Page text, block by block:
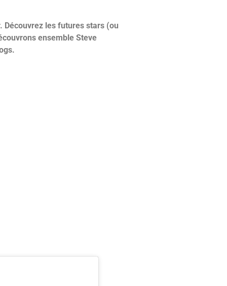
Découvrez les futures stars (ou
ensemble Steve